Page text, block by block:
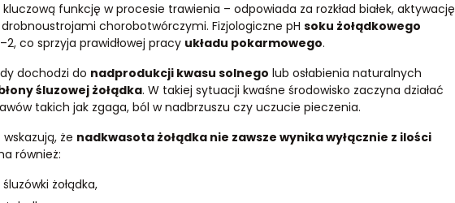
kluczową funkcję w procesie trawienia – odpowiada za rozkład białek, aktywację
chorobotwórczymi. Fizjologiczne pH soku żołądkowego
co sprzyja prawidłowej pracy układu pokarmowego.
dochodzi do nadprodukcji kwasu solnego lub osłabienia naturalnych
śluzowej żołądka. W takiej sytuacji kwaśne środowisko zaczyna działać
takich jak zgaga, ból w nadbrzuszu czy uczucie pieczenia.
że nadkwasota żołądka nie zawsze wynika wyłącznie z ilości
również:
żołądka,